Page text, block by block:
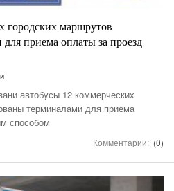
городских маршрутов
приема оплаты за проезд
автобусы 12 коммерческих
терминалами для приема
способом
Комментарии: (0)